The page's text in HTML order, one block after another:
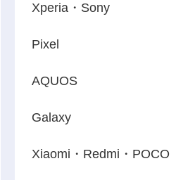
Xperia・Sony
Pixel
AQUOS
Galaxy
Xiaomi・Redmi・POCO